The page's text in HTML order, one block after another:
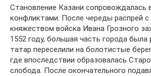
Становление Казани сопровождалась
конфликтами. После череды распрей
княжеством войска Ивана Грозного
1552 году, большая часть города была
татар переселили на болотистые
где впоследствии образовалась
слобода. После окончательного